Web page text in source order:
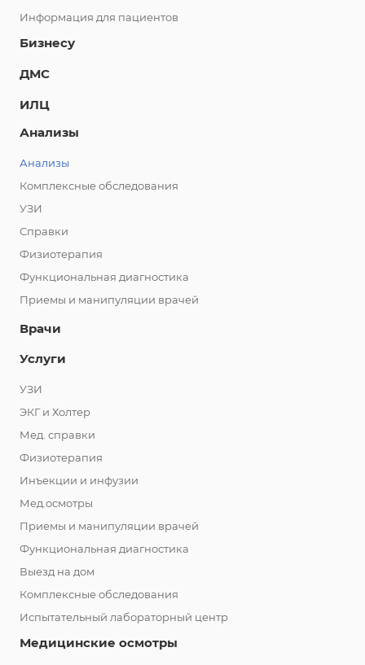
Информация для пациентов
Бизнесу
ДМС
ИЛЦ
Анализы
Анализы
Комплексные обследования
УЗИ
Справки
Физиотерапия
Функциональная диагностика
Приемы и манипуляции врачей
Врачи
Услуги
УЗИ
ЭКГ и Холтер
Мед. справки
Физиотерапия
Инъекции и инфузии
Мед.осмотры
Приемы и манипуляции врачей
Функциональная диагностика
Выезд на дом
Комплексные обследования
Испытательный лабораторный центр
Медицинские осмотры